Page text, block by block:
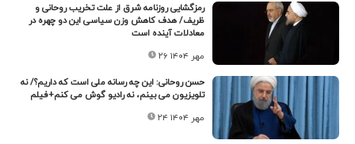
رمزگشایی روزنامه شرق از علت تخریب روحانی و
ظریف/ هدف کاهش وزن سیاسی این دو چهره در
معادلات آینده است
۲۶ مهر ۱۴۰۴
حسن روحانی: این چه رسانه ملی است که داریم؟/ نه
تلویزیون می بینم، نه رادیو گوش می کنم+فیلم
۲۴ مهر ۱۴۰۴